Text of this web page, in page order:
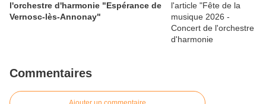
l'orchestre d'harmonie "Espérance de
Vernosc-lès-Annonay"
Commentaires